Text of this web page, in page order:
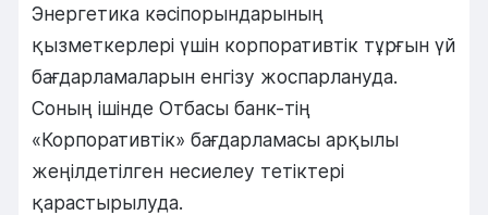
Энергетика кәсіпорындарының
қызметкерлері үшін корпоративтік тұрғын үй
бағдарламаларын енгізу жоспарлануда.
Соның ішіндеОтбасы банк-тің
«Корпоративтік» бағдарламасы арқылы
жеңілдетілген несиелеу тетіктері
қарастырылуда.